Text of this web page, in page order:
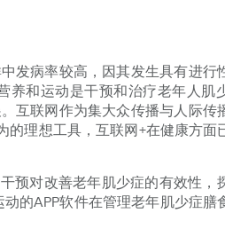
发病率较高，因其发生具有进行
养和运动是干预和治疗老年人肌
互联网作为集大众传播与人际传
理想工具，互联网+在健康方面
预对改善老年肌少症的有效性，
的APP软件在管理老年肌少症膳